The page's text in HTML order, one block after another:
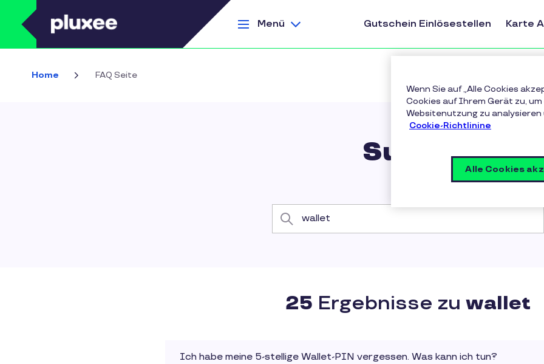
Direkt zum Inhalt
Menü
Gutschein Einlösestellen Karte
Home FAQ Seite
Suche
25 Ergebnisse zu wallet
Ich habe meine 5-stellige Wallet-PIN vergessen. Was kann ich tun?
Wenn Sie auf „Alle Cookies
Cookies auf Ihrem Gerät zu,
Websitenutzung zu
Cookie-Richtlinine
Alle Cookies